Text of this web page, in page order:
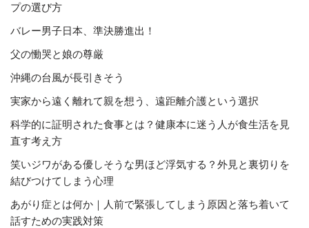
プの選び方
バレー男子日本、準決勝進出！
父の慟哭と娘の尊厳
沖縄の台風が長引きそう
実家から遠く離れて親を想う、遠距離介護という選択
科学的に証明された食事とは？健康本に迷う人が食生活を見
直す考え方
笑いジワがある優しそうな男ほど浮気する？外見と裏切りを
結びつけてしまう心理
あがり症とは何か｜人前で緊張してしまう原因と落ち着いて
話すための実践対策